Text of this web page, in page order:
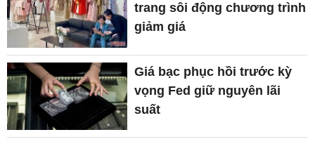
trang sôi động chương trình
giảm giá
Giá bạc phục hồi trước kỳ
vọng Fed giữ nguyên lãi
suất